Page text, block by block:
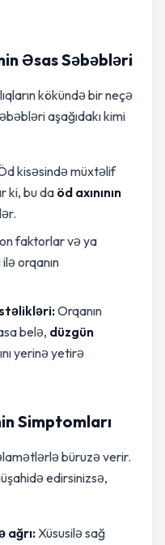
Əsas Səbəbləri
kökündə bir neçə
aşağıdakı kimi
kisəsində müxtəlif
ki, bu da öd axınının
faktorlar və ya
orqanın
Orqanın
belə, düzgün
yerinə yetirə
Simptomları
büruzə verir.
edirsinizsə,
ağrı:Xüsusilə sağ